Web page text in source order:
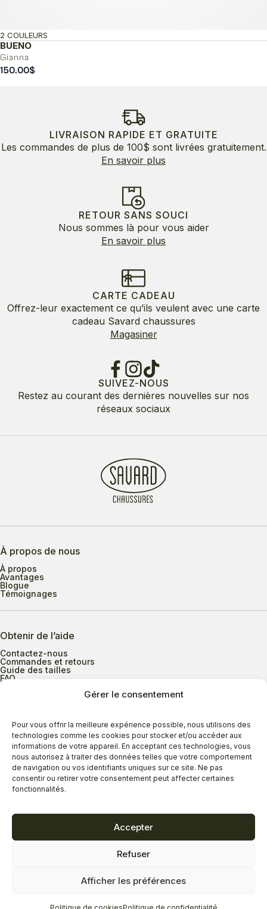
Gérer le consentement
Pour vous offrir la meilleure expérience possible, nous utilisons des
technologies comme les cookies pour stocker et/ou accéder aux
informations de votre appareil. En acceptant ces technologies, vous
nous autorisez à traiter des données telles que votre comportement
de navigation ou vos identifiants uniques sur ce site. Ne pas
consentir ou retirer votre consentement peut affecter certaines
fonctionnalités.
Accepter
Refuser
Afficher les préférences
BUENO
Gianna
2 COULEURS
150.00$
LIVRAISON RAPIDE ET GRATUITE
Les commandes de plus de 100$ sont livrées gratuitement.
En savoir plus
RETOUR SANS SOUCI
Nous sommes là pour vous aider
En savoir plus
CARTE CADEAU
Offrez-leur exactement ce qu’ils veulent avec une carte
cadeau Savard chaussures
Magasiner
SUIVEZ-NOUS
Restez au courant des dernières nouvelles sur nos
réseaux sociaux
À propos de nous
À propos
Avantages
Blogue
Témoignages
Obtenir de l’aide
Contactez-nous
Commandes et retours
Guide des tailles
FAQ
Heures d’ouverture
Lundi au mercredi
9h00 à 17h30
Jeudi
9h00 à 20h00
Vendredi
9h00 à 18h00
Dimanche
11h00 à 16h30
Termes et conditions